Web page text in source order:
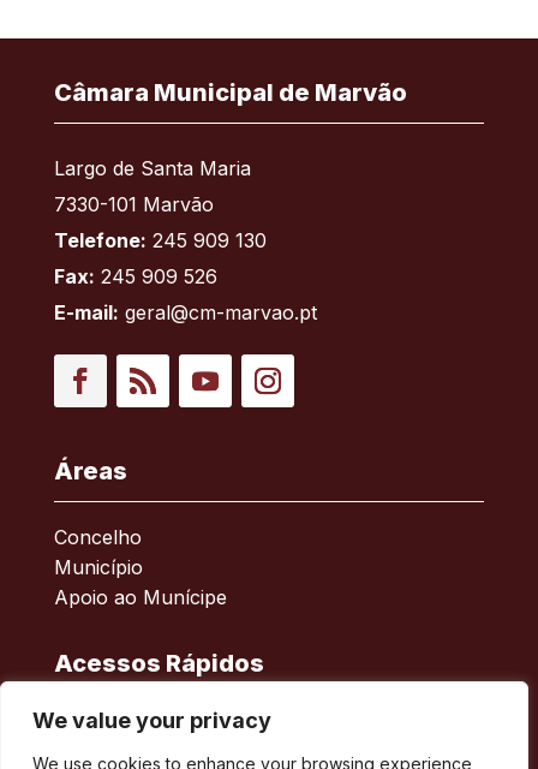
We value your privacy
We use cookies to enhance your browsing experience,
Câmara Municipal de Marvão
Largo de Santa Maria
7330-101 Marvão
Telefone: 245 909 130
Fax: 245 909 526
E-mail: geral@cm-marvao.pt
Áreas
Concelho
Município
Apoio ao Munícipe
Acessos Rápidos
Política de privacidade
ERSAR – Reclamações